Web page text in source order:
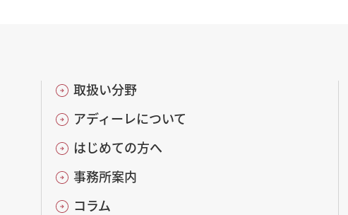
取扱い分野
アディーレについて
はじめての方へ
事務所案内
コラム